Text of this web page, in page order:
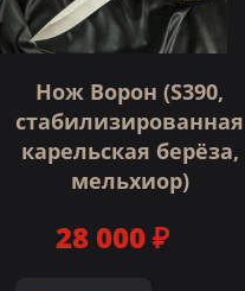
Нож Ворон (S390,
стабилизированная
карельская берёза,
мельхиор)
28 000 ₽